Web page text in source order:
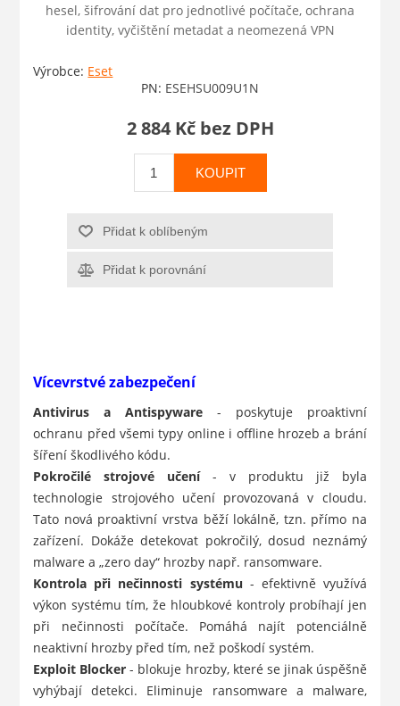
hesel, šifrování dat pro jednotlivé počítače, ochrana
identity, vyčištění metadat a neomezená VPN
Výrobce: Eset
PN: ESEHSU009U1N
2 884 Kč bez DPH
KOUPIT
Přidat k oblíbeným
Přidat k porovnání
Vícevrstvé zabezpečení
Antivirus a Antispyware - poskytuje proaktivní
ochranu před všemi typy online i offline hrozeb a brání
šíření škodlivého kódu.
Pokročilé strojové učení- v produktu již byla
technologie strojového učení provozovaná v cloudu.
Tato nová proaktivní vrstva běží lokálně, tzn. přímo na
zařízení. Dokáže detekovat pokročilý, dosud neznámý
malware a „zero day“ hrozby např. ransomware.
Kontrola při nečinnosti systému - efektivně využívá
výkon systému tím, že hloubkové kontroly probíhají jen
při nečinnosti počítače. Pomáhá najít potenciálně
neaktivní hrozby před tím, než poškodí systém.
Exploit Blocker - blokuje hrozby, které se jinak úspěšně
vyhýbají detekci. Eliminuje ransomware a malware,